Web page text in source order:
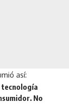
así:
tecnología
No